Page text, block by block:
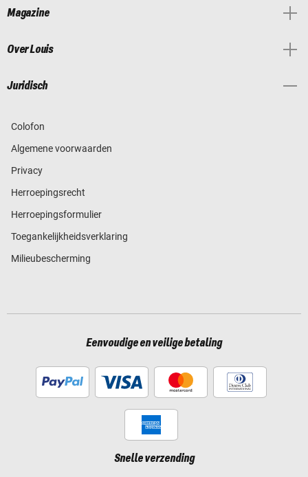
Magazine
Over Louis
Juridisch
Colofon
Algemene voorwaarden
Privacy
Herroepingsrecht
Herroepingsformulier
Toegankelijkheidsverklaring
Milieubescherming
Eenvoudige en veilige betaling
Snelle verzending